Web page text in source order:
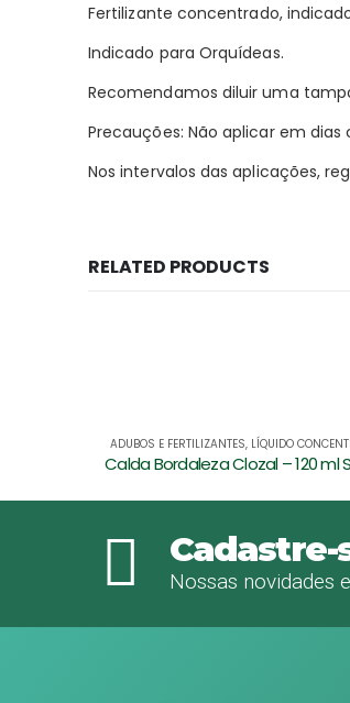
Fertilizante concentrado,
Indicado para Orquídeas.
Recomendamos diluir uma
Precauções: Não aplicar em
Nos intervalos das aplicações,
RELATED PRODUCTS
LÍQUIDO CONCENTRADO
10.10.10 500ml – Super Verde
Cadastre-
Nossas novidades